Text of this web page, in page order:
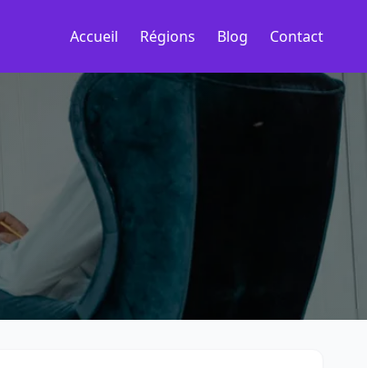
Accueil Régions Blog Contact